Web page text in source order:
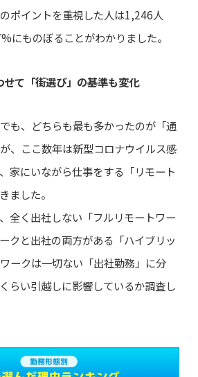
ポイントを重視した人は1,246人
にものぼることがわかりました。
せて「街選び」の基準も変化
も、どちらも最も多かったのが「通
、ここ数年は新型コロナウイルス感
家にいながら仕事をする「リモート
ました。
全く出社しない「フルリモートワー
クと出社の両方がある「ハイブリッ
ークは一切ない「出社勤務」に分
らい引越しに影響しているか調査し